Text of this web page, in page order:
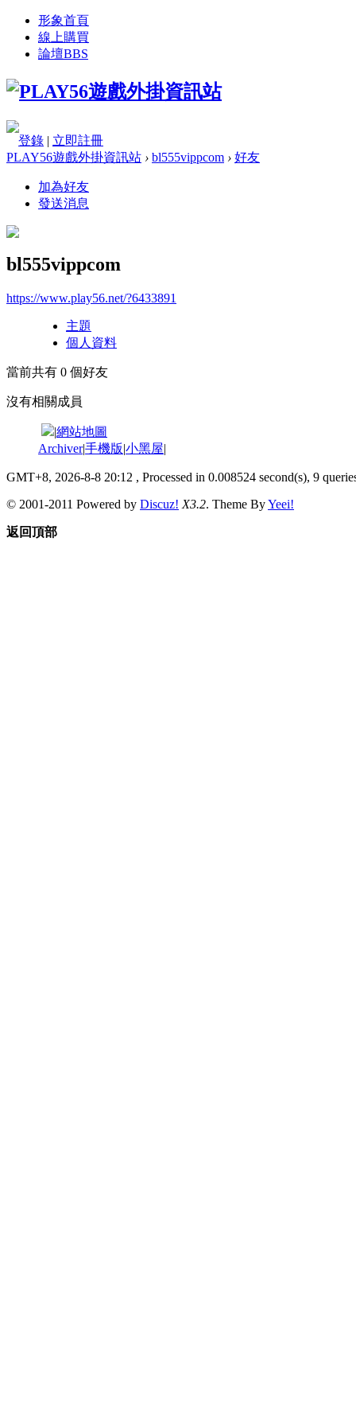
形象首頁
線上購買
論壇BBS
登錄 | 立即註冊
PLAY56遊戲外掛資訊站 › bl555vippcom › 好友
加為好友
發送消息
bl555vippcom
https://www.play56.net/?6433891
主題
個人資料
當前共有 0 個好友
沒有相關成員
|網站地圖
Archiver|手機版|小黑屋|
GMT+8, 2026-8-8 20:12 , Processed in 0.008524 second(s), 9
© 2001-2011 Powered by Discuz! X3.2. Theme ByYeei!
返回頂部